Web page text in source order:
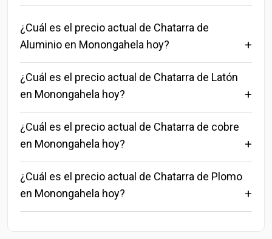
¿Cuál es el precio actual de Chatarra de
Aluminio en Monongahela hoy?
¿Cuál es el precio actual de Chatarra de Latón
en Monongahela hoy?
¿Cuál es el precio actual de Chatarra de cobre
en Monongahela hoy?
¿Cuál es el precio actual de Chatarra de Plomo
en Monongahela hoy?